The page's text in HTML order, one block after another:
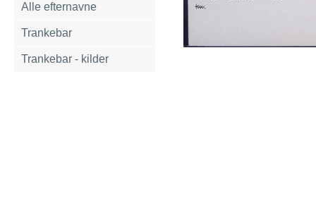
Alle efternavne
Trankebar
Trankebar - kilder